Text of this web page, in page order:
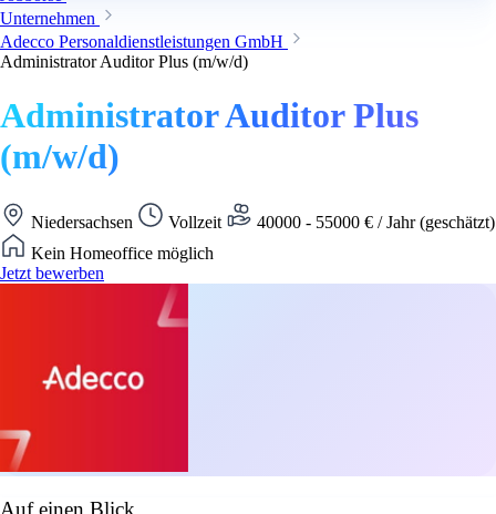
Unternehmen
Adecco Personaldienstleistungen GmbH
Administrator Auditor Plus (m/w/d)
Administrator Auditor Plus
(m/w/d)
Niedersachsen Vollzeit
40000 - 55000 € / Jahr (geschätzt)
Kein Homeoffice möglich
Jetzt bewerben
Auf einen Blick